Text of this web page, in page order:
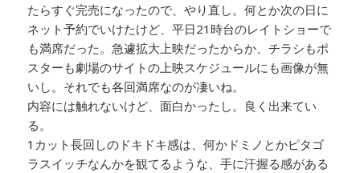
たらすぐ完売になったので、やり直し。何とか次の日に
ネット予約でいけたけど、平日21時台のレイトショーで
も満席だった。急遽拡大上映だったからか、チラシもポ
スターも劇場のサイトの上映スケジュールにも画像が無
いし。それでも各回満席なのが凄いね。
内容には触れないけど、面白かったし。良く出来てい
る。
1カット長回しのドキドキ感は、何かドミノとかピタゴ
ラスイッチなんかを観てるような、手に汗握る感がある